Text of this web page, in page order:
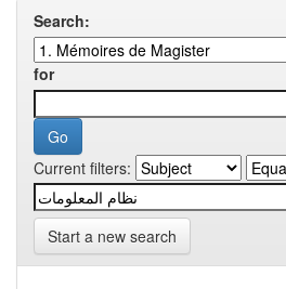
Search:
for
Current filters:
Start a new search